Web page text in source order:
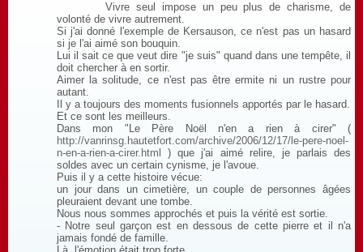
Vivre seul impose un peu plus de charisme, de
volonté de vivre autrement.
Si j'ai donné l'exemple de Kersauson, ce n'est pas un hasard
si je l'ai aimé son bouquin.
Lui il sait ce que veut dire "je suis" quand dans une tempête, il
doit chercher à en sortir.
Aimer la solitude, ce n'est pas être ermite ni un rustre pour
autant.
Il y a toujours des moments fusionnels apportés par le hasard.
Et ce sont les meilleurs.
Dans mon "Le Père Noël n'en a rien à cirer" (
http://vanrinsg.hautetfort.com/archive/2006/12/17/le-pere-noel-
n-en-a-rien-a-cirer.html
) que j'ai aimé relire, je parlais des
soldes avec un certain cynisme, je l'avoue.
Puis il y a cette histoire vécue:
un jour dans un cimetière, un couple de personnes âgées
pleuraient devant une tombe.
Nous nous sommes approchés et puis la vérité est sortie.
- Notre seul garçon est en dessous de cette pierre et il n'a
jamais fondé de famille.